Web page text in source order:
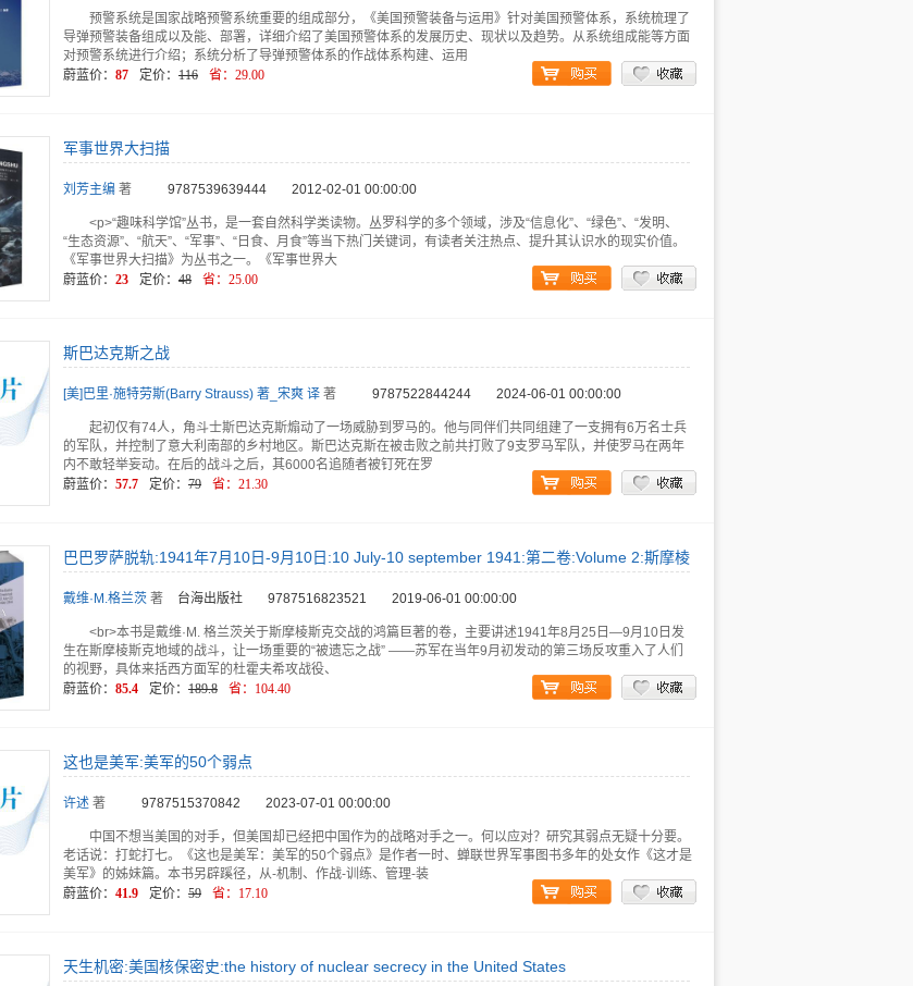
预警系统是国家战略预警系统重要的组成部分，《美国预警装备与运用》针对美国预警体系，系统梳理了
导弹预警装备组成以及能、部署，详细介绍了美国预警体系的发展历史、现状以及趋势。从系统组成能等方面
对预警系统进行介绍；系统分析了导弹预警体系的作战体系构建、运用
蔚蓝价： 87 定价： 116 省： 29.00
军事世界大扫描
刘芳主编 著 9787539639444 2012-02-01 00:00:00
<p>“趣味科学馆”丛书，是一套自然科学类读物。丛罗科学的多个领域，涉及“信息化”、“绿色”、“发明、
“生态资源”、“航天”、“军事”、“日食、月食”等当下热门关键词，有读者关注热点、提升其认识水的现实价值。
《军事世界大扫描》为丛书之一。《军事世界大
蔚蓝价： 23 定价： 48 省： 25.00
斯巴达克斯之战
[美]巴里·施特劳斯(Barry Strauss) 著_宋爽 译 著 9787522844244 2024-06-01 00:00:00
起初仅有74人，角斗士斯巴达克斯煽动了一场威胁到罗马的。他与同伴们共同组建了一支拥有6万名士兵
的军队，并控制了意大利南部的乡村地区。斯巴达克斯在被击败之前共打败了9支罗马军队，并使罗马在两年
内不敢轻举妄动。在后的战斗之后，其6000名追随者被钉死在罗
蔚蓝价： 57.7 定价： 79 省： 21.30
巴巴罗萨脱轨:1941年7月10日-9月10日:10 July-10 september 1941:第二卷:Volume 2:斯摩棱
戴维·M.格兰茨 著 台海出版社 9787516823521 2019-06-01 00:00:00
<br>本书是戴维·M. 格兰茨关于斯摩棱斯克交战的鸿篇巨著的卷，主要讲述1941年8月25日—9月10日发
生在斯摩棱斯克地域的战斗，让一场重要的“被遗忘之战” ——苏军在当年9月初发动的第三场反攻重入了人们
的视野，具体来括西方面军的杜霍夫希攻战役、
蔚蓝价： 85.4 定价： 189.8 省： 104.40
这也是美军:美军的50个弱点
许述 著 9787515370842 2023-07-01 00:00:00
中国不想当美国的对手，但美国却已经把中国作为的战略对手之一。何以应对？研究其弱点无疑十分要。
老话说：打蛇打七。《这也是美军：美军的50个弱点》是作者一时、蝉联世界军事图书多年的处女作《这才是
美军》的姊妹篇。本书另辟蹊径，从-机制、作战-训练、管理-装
蔚蓝价： 41.9 定价： 59 省： 17.10
天生机密:美国核保密史:the history of nuclear secrecy in the United States